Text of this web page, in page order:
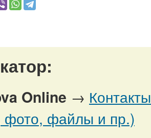
Online →
фото, файлы и пр.)